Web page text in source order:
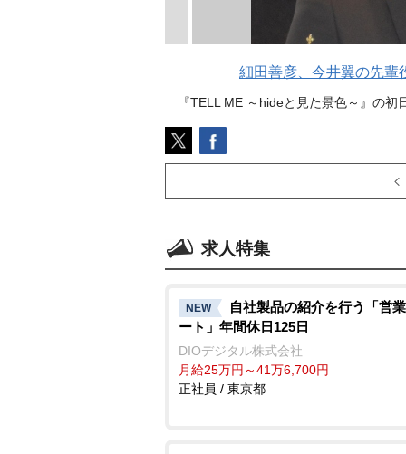
細田善彦、今井翼の先輩
『TELL ME ～hideと見た景色～』の
求人特集
NEW
自社製品の紹介を行う「営
ート」年間休日125日
DIOデジタル株式会社
月給25万円～41万6,700円
正社員 / 東京都